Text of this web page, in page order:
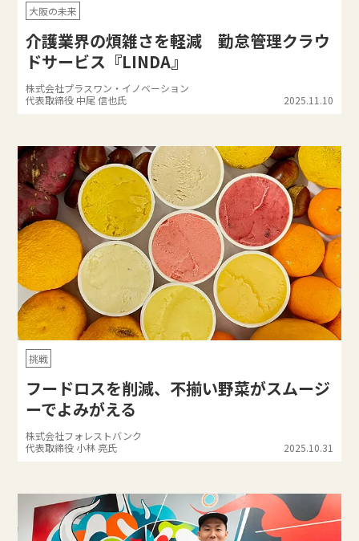
大阪の未来
介護業界の煩雑さを軽減 勤怠管理クラウ
ドサービス『LINDA』
株式会社プラスワン・イノベーション
代表取締役 中尾 信也氏
2025.11.10
挑戦
フードロスを削減、不揃い野菜がスムージ
ーでよみがえる
株式会社フォレストバンク
代表取締役 小林 亮氏
2025.10.31